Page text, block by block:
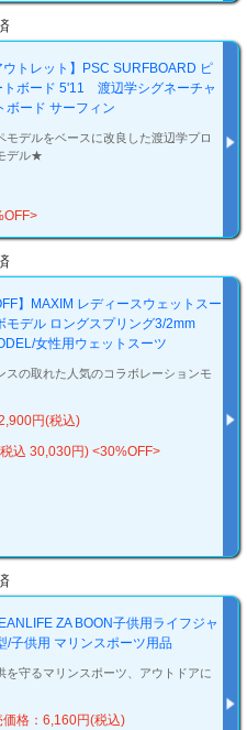
ウトレット】PSC SURFBOARD ピ
トボード 5'11 渡辺学シグネーチャ
ボード サーフィン
デルをベースに改良した渡辺学プロ
デル★
】MAXIM レディースウェットスー
モデル ロングスプリング3/2mm
女性用ウェットスーツ
の取れた人気のコラボレーションモ
円(税込)
込 30,030円) <30%OFF>
ZA BOON子供用ライフジャ
/子供用 マリンスポーツ用品
守るマリンスポーツ、アウトドアに
価格：6,160円(税込)